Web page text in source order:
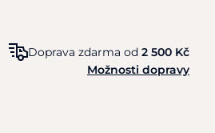
Doprava zdarma od 2 500 Kč
Možnosti dopravy